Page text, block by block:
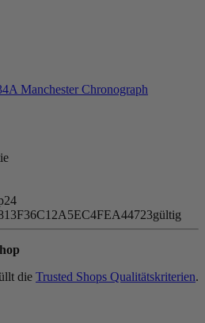
Manchester Chronograph
gültig
die Trusted Shops Qualitätskriterien.